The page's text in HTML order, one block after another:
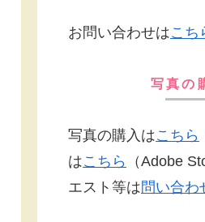
お問い合わせはこち
写真の
写真の購入はこちら
はこちら
（Adobe
エスト等は問い合わ